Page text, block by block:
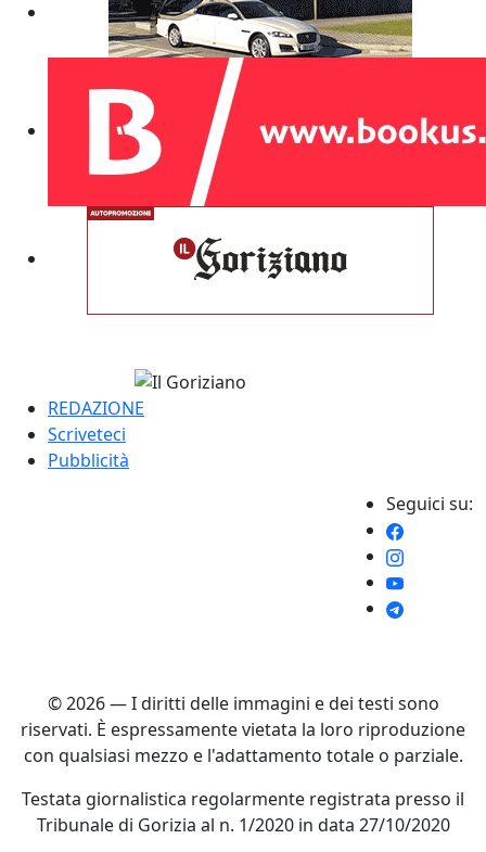
REDAZIONE
Scriveteci
Pubblicità
Seguici su:
© 2026 — I diritti delle immagini e dei testi sono
riservati. È espressamente vietata la loro riproduzione
con qualsiasi mezzo e l'adattamento totale o parziale.
Testata giornalistica regolarmente registrata presso il
Tribunale di Gorizia al n. 1/2020 in data 27/10/2020